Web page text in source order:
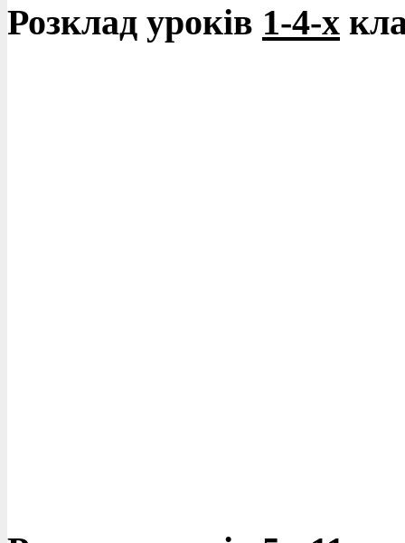
Розклад уроків 1-4-х